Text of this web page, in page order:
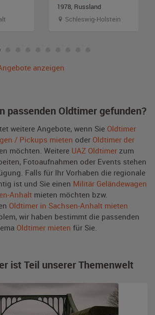
1978, Russland
Schleswig-Holstein
anzeigen
passenden Oldtimer gefunden?
weitere Angebote, wenn Sie Oldtimer
/ Pickups mieten oder Oldtimer der
möchten. Weitere UAZ Oldtimer zum
Fotoaufnahmen oder Events stehen
Falls für Ihr Vorhaben die regionale
ist und Sie einen Militär Geländewagen
Anhalt mieten möchten bzw.
Oldtimer in Sachsen-Anhalt mieten
wir haben bestimmt die passenden
Oldtimer mieten für Sie.
ist Teil unserer Themenwelt